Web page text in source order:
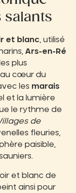
salants
et blanc, utilisé
Ars-en-Ré
les plus
au cœur du
les marais
et la lumière
le rythme de
de
fleuries,
paisible,
et blanc de
ainsi pour